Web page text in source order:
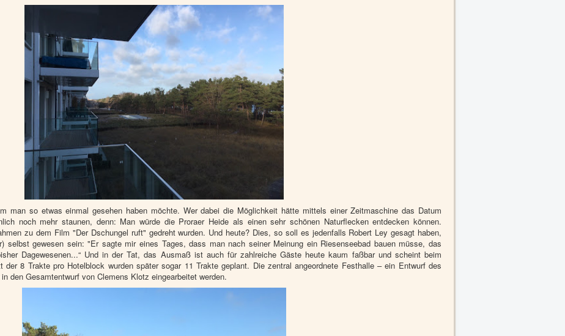
man so etwas einmal gesehen haben möchte. Wer dabei die Möglichkeit hätte mittels einer Zeitmaschine das Datum
noch mehr staunen, denn: Man würde die Proraer Heide als einen sehr schönen Naturflecken entdecken können.
zu dem Film "Der Dschungel ruft" gedreht wurden. Und heute? Dies, so soll es jedenfalls Robert Ley gesagt haben,
selbst gewesen sein: "Er sagte mir eines Tages, dass man nach seiner Meinung ein Riesenseebad bauen müsse, das
Dagewesenen...“ Und in der Tat, das Ausmaß ist auch für zahlreiche Gäste heute kaum faßbar und scheint beim
8 Trakte pro Hotelblock wurden später sogar 11 Trakte geplant. Die zentral angeordnete Festhalle – ein Entwurf des
den Gesamtentwurf von Clemens Klotz eingearbeitet werden.